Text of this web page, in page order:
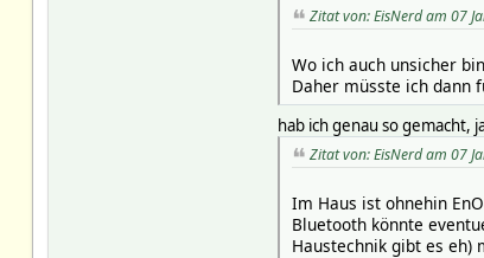
Zitat von: EisNerd am 07
Wo ich auch unsicher
Daher müsste ich dann
hab ich genau so gemacht,
Zitat von: EisNerd am 07
Im Haus ist ohnehin
Bluetooth könnte
Haustechnik gibt es eh)